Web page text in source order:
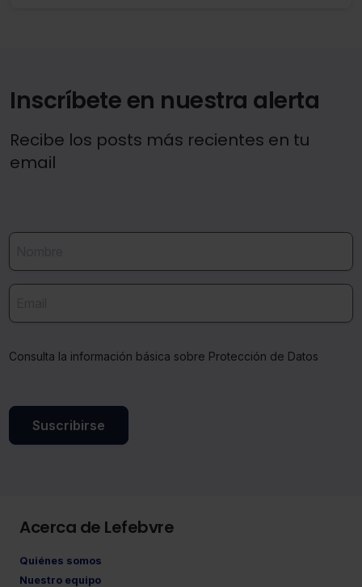
Inscríbete en nuestra alerta
Recibe los posts más recientes en tu
email
Consulta la información básica sobre Protección de Datos
Suscribirse
Acerca de Lefebvre
Quiénes somos
Nuestro equipo